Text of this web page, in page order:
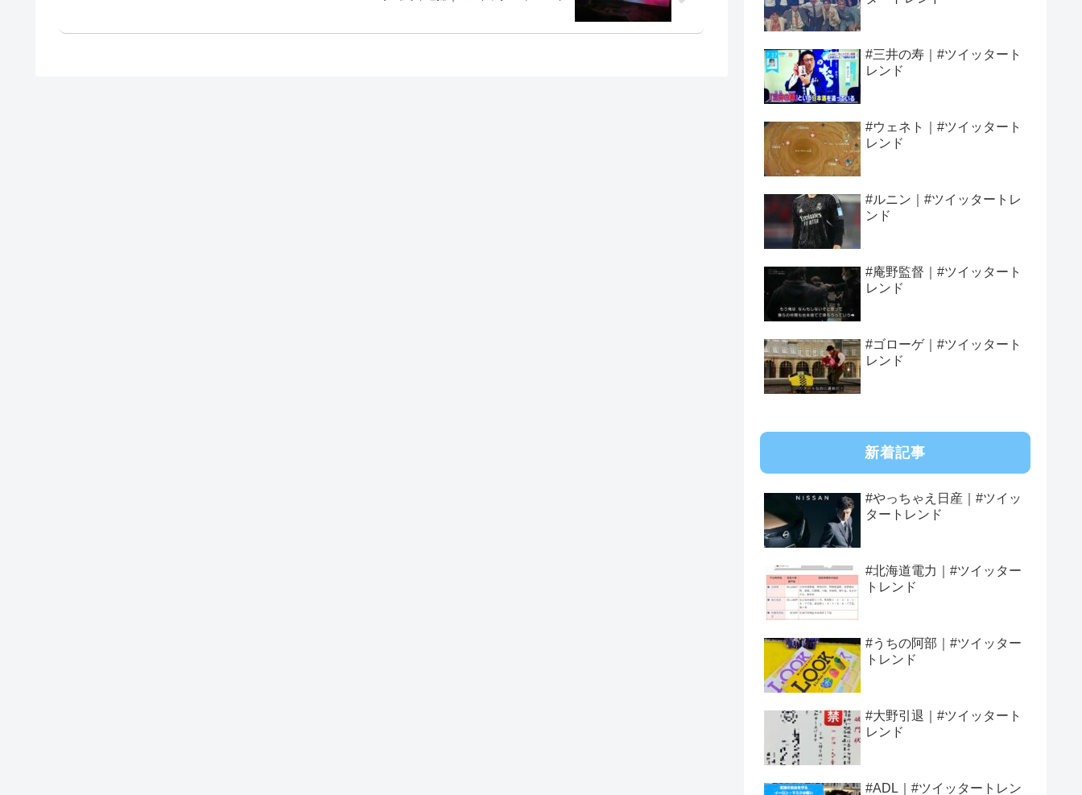
#三井の寿｜#ツイッタート
レンド
#ウェネト｜#ツイッタート
レンド
#ルニン｜#ツイッタートレ
ンド
#庵野監督｜#ツイッタート
レンド
#ゴローゲ｜#ツイッタート
レンド
新着記事
#やっちゃえ日産｜#ツイッ
タートレンド
#北海道電力｜#ツイッター
トレンド
#うちの阿部｜#ツイッター
トレンド
#大野引退｜#ツイッタート
レンド
#ADL｜#ツイッタートレン